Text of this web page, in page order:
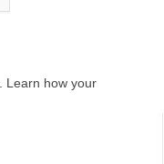
Learn how your